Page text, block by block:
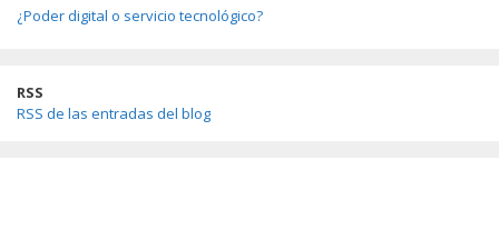
¿Poder digital o servicio tecnológico?
RSS
RSS de las entradas del blog